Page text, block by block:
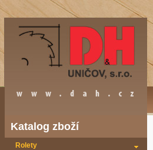
Katalog zboží
Rolety